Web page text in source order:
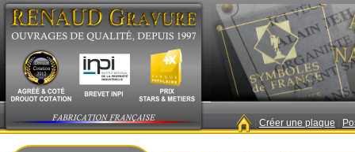
Créer une plaque